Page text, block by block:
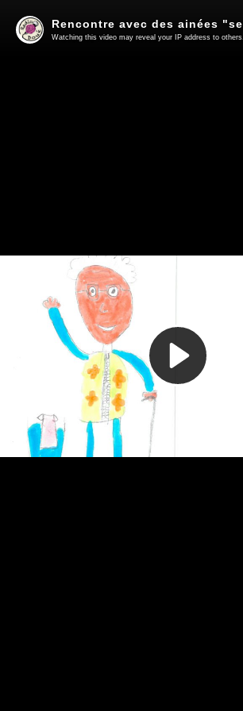
Play
Video
Watching this video may reveal your IP address to others.